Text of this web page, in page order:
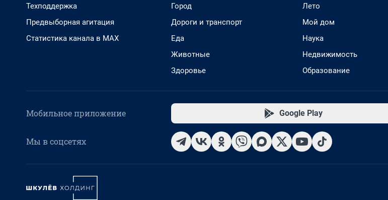
Техподдержка
Предвыборная агитация
Статистика канала в MAX
Город
Дороги и транспорт
Еда
Животные
Здоровье
Лето
Мой дом
Наука
Недвижимость
Образование
Мобильное приложение Google Play
Мы в соцсетях